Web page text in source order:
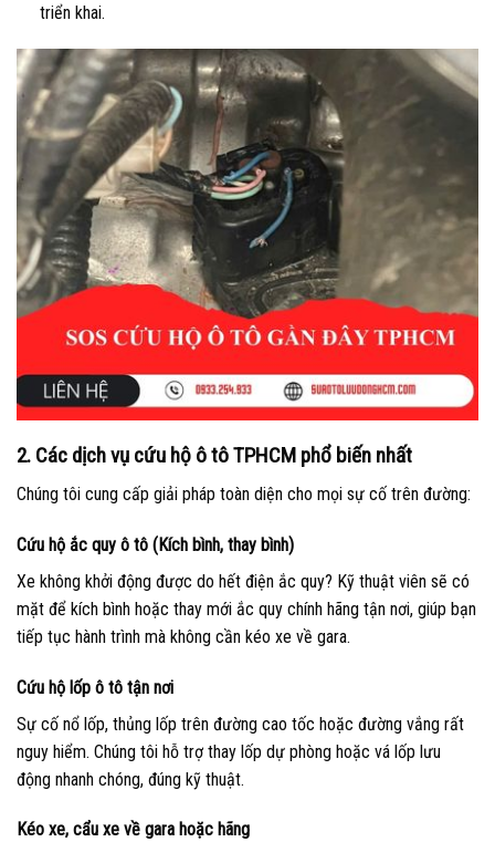
triển khai.
2. Các dịch vụ cứu hộ ô tô TPHCM phổ biến nhất
Chúng tôi cung cấp giải pháp toàn diện cho mọi sự cố trên đường:
Cứu hộ ắc quy ô tô (Kích bình, thay bình)
Xe không khởi động được do hết điện ắc quy? Kỹ thuật viên sẽ có
mặt để kích bình hoặc thay mới ắc quy chính hãng tận nơi, giúp bạn
tiếp tục hành trình mà không cần kéo xe về gara.
Cứu hộ lốp ô tô tận nơi
Sự cố nổ lốp, thủng lốp trên đường cao tốc hoặc đường vắng rất
nguy hiểm. Chúng tôi hỗ trợ thay lốp dự phòng hoặc vá lốp lưu
động nhanh chóng, đúng kỹ thuật.
Kéo xe, cẩu xe về gara hoặc hãng